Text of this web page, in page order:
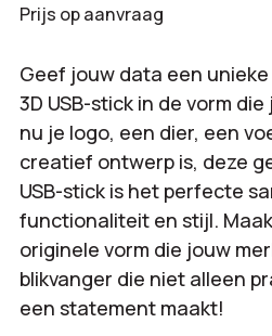
Prijs op aanvraag
Geef jouw data een
3D USB-stick in de vorm
nu je logo, een dier, een
creatief ontwerp is, deze
USB-stick is het perfecte
functionaliteit en stijl.
originele vorm die jouw
blikvanger die niet alleen
een statement maakt!